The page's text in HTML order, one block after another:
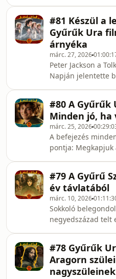
Gyűrűit, 👉és
Gyűrűk Ura
érdemesnek érezt
Bakshi, vagy Rankin/
1967-ig kell
megismerhessük
William L. Snyder,
legelső Tolkien-
különös történetét.🧙‍♂️ Ragadjuk
meg az alkalmat,
együtt ezt az
#81 Készül a
Gyűrűk Ura
árnyéka
márc. 27, 2026
Peter Jackson a
Napján jelentette
Shadow of the
árnyéka.🎬 A film a
maradt hobbitok
Szövetsége azon
majd el, ami
kimaradt, így
szereplőkkel
Öregedő, Bombadil
#80 A Gyűrűk
Minden jó, ha
márc. 25, 2026
A befejezés
pontja: Megkapjuk
véget ért-e a történet?🤔
mindez hogyan
Tolkien műveiben!🧙‍♂️ Kép: New
Cinema TOVÁBBI ZENÉK: Outro:
Sierra: The Hobbit
Champagne: The
Online - No Other
#79 A Gyűrű
év távlatából
márc. 10, 2026
Sokkoló
negyedszázad telt
mindörökre
popkultúrát 🎬 Vajon mi tette anno
ilyen különlegessé
#78 Gyűrűk
Aragorn